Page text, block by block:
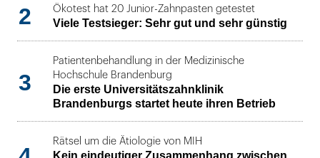
2 Ökotest hat 20 Junior-Zahnpasten getestet
Viele Testsieger: Sehr gut und sehr günstig
3
Patientenbehandlung in der Medizinische
Hochschule Brandenburg
Die erste Universitätszahnklinik
Brandenburgs startet heute ihren Betrieb
Rätsel um die Ätiologie von MIH
Kein eindeutiger Zusammenhang zwischen